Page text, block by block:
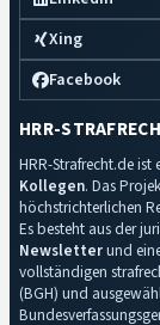
Xing
Facebook
HRR-
HRR-Strafrecht.de
Kollegen. Das
höchstrichterlichen
Es besteht aus der
Newsletterund
vollständigen
(BGH) und